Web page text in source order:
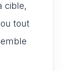
cible,
tout